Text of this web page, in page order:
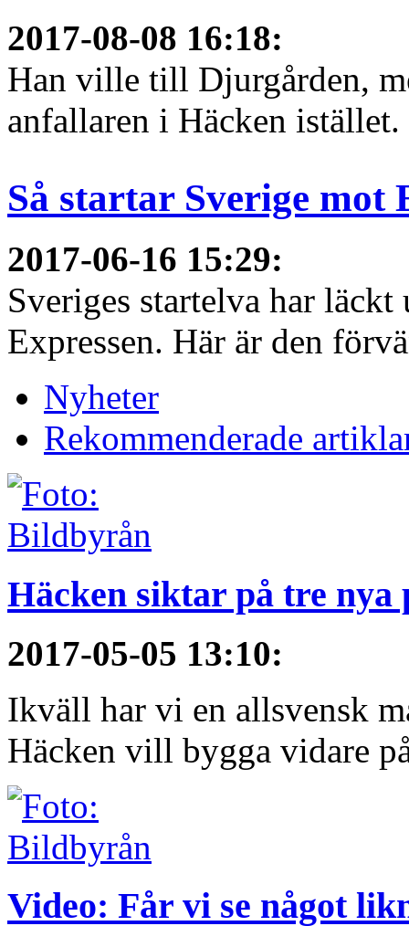
2017-08-08 16:18:
Han ville till Djurgården,
anfallaren i Häcken
Så startar Sverige mot
2017-06-16 15:29:
Sveriges startelva har
Expressen. Här är den
Nyheter
Rekommenderade
Häcken siktar på tre nya
2017-05-05 13:10:
Ikväll har vi en allsvensk
Häcken vill bygga vidare
Video: Får vi se något